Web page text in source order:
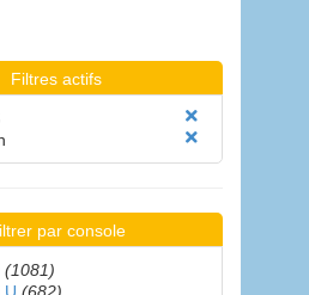
Filtres actifs
par console
(1081)